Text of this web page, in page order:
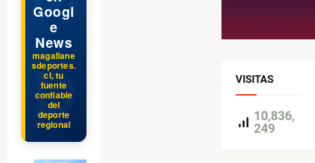
Googl
e
News
magallane
sdeportes.
cl, tu
fuente
confiable
del
deporte
regional
VISITAS
10,836,
249